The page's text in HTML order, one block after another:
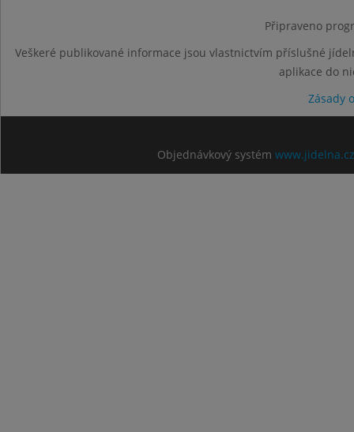
Připraveno
Veškeré publikované informace jsou vlastnictvím příslušné
aplikace do
Zásady
Objednávkový systém www.jidelna.cz